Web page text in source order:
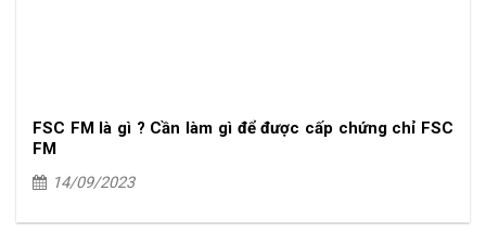
FSC FM là gì ? Cần làm gì để được cấp chứng chỉ FSC
FM
14/09/2023